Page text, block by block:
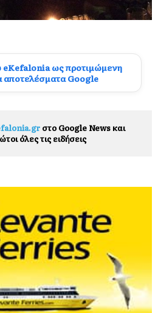
ως προτιμώμενη
αποτελέσματα Google
στο Google News και
όλες τις ειδήσεις